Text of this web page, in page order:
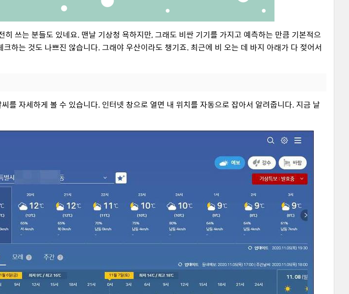
히 쓰는 분들도 있네요. 맨날 기상청 욕하지만, 그래도 비싼 기기를 가지고 예측하는 만큼 기본적으
하는 것도 나쁘진 않습니다. 그래야 우산이라도 챙기죠. 최근에 비 오는 데 바지 아래가 다 젖어서
를 자세하게 볼 수 있습니다. 인터넷 창으로 열면 내 위치를 자동으로 잡아서 알려줍니다. 지금 날